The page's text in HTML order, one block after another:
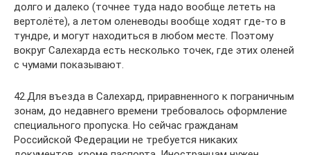
долго и далеко (точнее туда надо вообще лететь на
вертолёте), а летом оленеводы вообще ходят где-то в
тундре, и могут находиться в любом месте. Поэтому
вокруг Салехарда есть несколько точек, где этих оленей
с чумами показывают.
42.Для въезда в Салехард, приравненного к пограничным
зонам, до недавнего времени требовалось оформление
специального пропуска. Но сейчас гражданам
Российской Федерации не требуется никаких